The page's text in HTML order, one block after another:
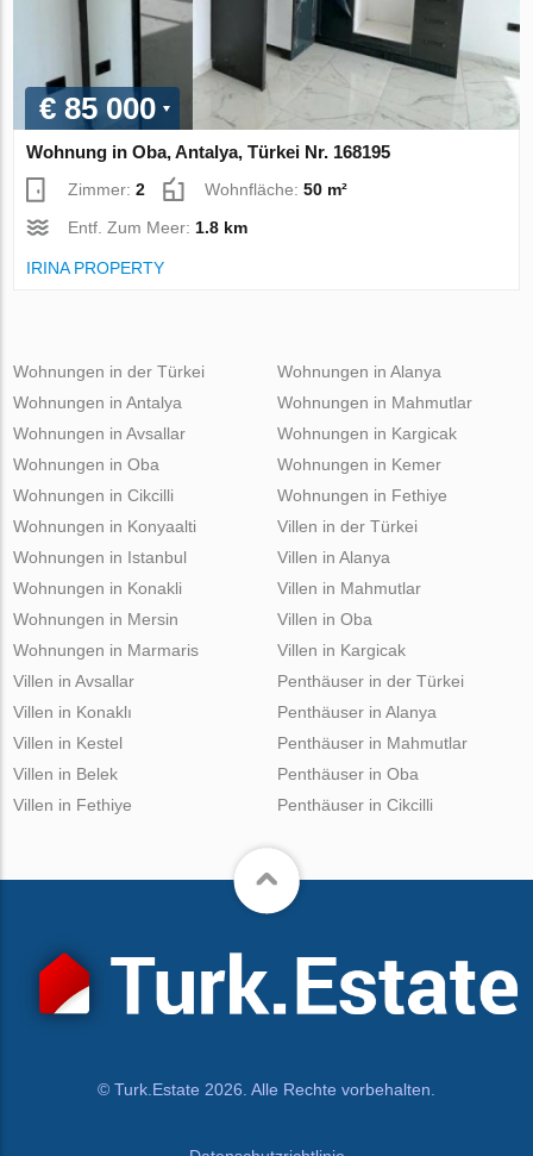
€ 85 000
Wohnung in Oba, Antalya, Türkei Nr. 168195
Zimmer:2 Wohnfläche:50 m²
Entf. Zum Meer: 1.8 km
IRINA PROPERTY
Wohnungen in der Türkei
Wohnungen in Antalya
Wohnungen in Avsallar
Wohnungen in Oba
Wohnungen in Cikcilli
Wohnungen in Alanya
Wohnungen in Mahmutlar
Wohnungen in Kargicak
Wohnungen in Kemer
Wohnungen in Fethiye
Wohnungen in Konyaalti
Wohnungen in Istanbul
Wohnungen in Konakli
Wohnungen in Mersin
Wohnungen in Marmaris
Villen in der Türkei
Villen in Alanya
Villen in Mahmutlar
Villen in Oba
Villen in Kargicak
Villen in Avsallar
Villen in Konaklı
Villen in Kestel
Villen in Belek
Villen in Fethiye
Penthäuser in der Türkei
Penthäuser in Alanya
Penthäuser in Mahmutlar
Penthäuser in Oba
Penthäuser in Cikcilli
© Turk.Estate 2026. Alle Rechte vorbehalten.